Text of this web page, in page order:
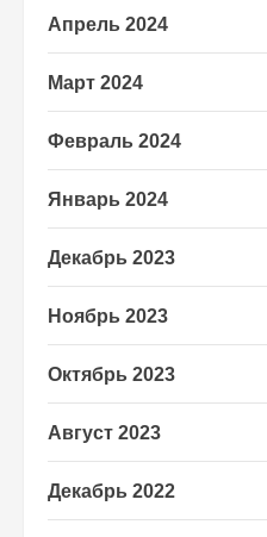
Апрель 2024
Март 2024
Февраль 2024
Январь 2024
Декабрь 2023
Ноябрь 2023
Октябрь 2023
Август 2023
Декабрь 2022